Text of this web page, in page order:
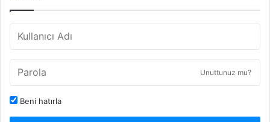
Unuttunuz mu?
Beni hatırla